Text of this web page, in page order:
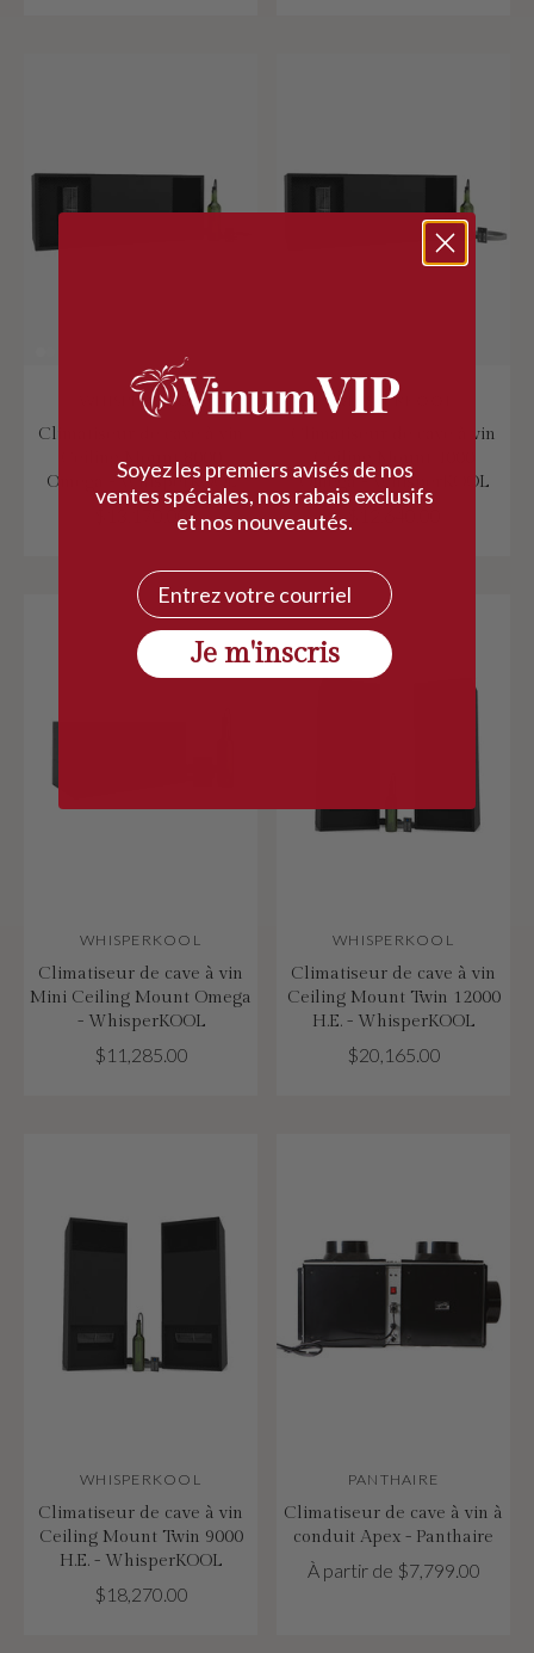
WHISPERKOOL
Climatiseur de cave à vin
Ceiling Mount 8000
Omega - WhisperKOOL
$13,170.00
WHISPERKOOL
Climatiseur de cave à vin
Ceiling Mount 4000
Omega - WhisperKOOL
$12,640.00
WHISPERKOOL
Climatiseur de cave à vin
Mini Ceiling Mount Omega
- WhisperKOOL
$11,285.00
WHISPERKOOL
Climatiseur de cave à vin
Ceiling Mount Twin 12000
H.E. - WhisperKOOL
$20,165.00
WHISPERKOOL
Climatiseur de cave à vin
Ceiling Mount Twin 9000
H.E. - WhisperKOOL
$18,270.00
PANTHAIRE
Climatiseur de cave à vin à
conduit Apex - Panthaire
À partir de $7,799.00
Soyez les premiers avisés de nos
ventes spéciales, nos rabais exclusifs
et nos nouveautés.
Courriel
Je m'inscris